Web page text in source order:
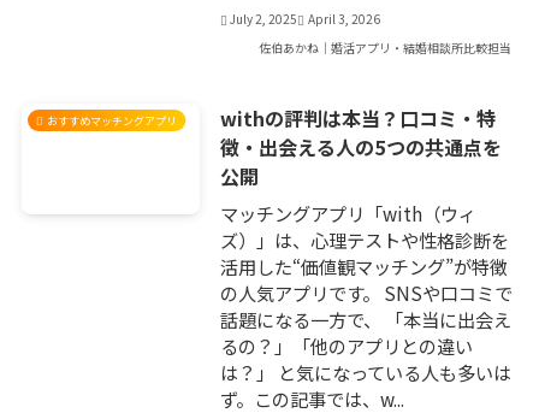
July 2, 2025
April 3, 2026
佐伯あかね｜婚活アプリ・結婚相談所比較担当
おすすめマッチングアプリ
withの評判は本当？口コミ・特
徴・出会える人の5つの共通点を
公開
マッチングアプリ「with（ウィ
ズ）」は、心理テストや性格診断を
活用した“価値観マッチング”が特徴
の人気アプリです。 SNSや口コミで
話題になる一方で、 「本当に出会え
るの？」「他のアプリとの違い
は？」 と気になっている人も多いは
ず。この記事では、w...